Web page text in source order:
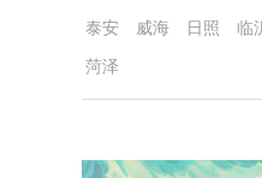
泰安
威海 日照 临
菏泽